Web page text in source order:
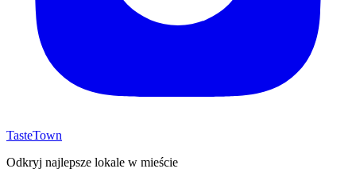
TasteTown
Odkryj najlepsze lokale w mieście